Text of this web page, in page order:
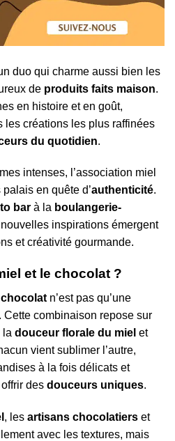
duo qui charme aussi bien les
de produits faits maison.
en histoire et en goût,
les créations les plus raffinées
du quotidien.
intenses, l’association miel
en quête d’authenticité.
bar à la boulangerie-
inspirations émergent
et créativité gourmande.
et le chocolat ?
n’est pas qu’une
combinaison repose sur
la douceur florale du miel et
vient sublimer l’autre,
à la fois délicats et
des douceurs uniques.
, les artisans chocolatiers et
avec les textures, mais